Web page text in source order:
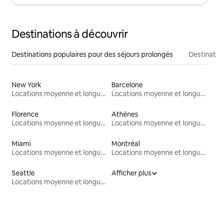
Destinations à découvrir
Destinations populaires pour des séjours prolongés
New York
Locations moyenne et longue durée
Barcelone
Locations moyenne et longue durée
Florence
Locations moyenne et longue durée
Athènes
Locations moyenne et longue durée
Miami
Locations moyenne et longue durée
Montréal
Locations moyenne et longue durée
Seattle
Locations moyenne et longue durée
Afficher plus